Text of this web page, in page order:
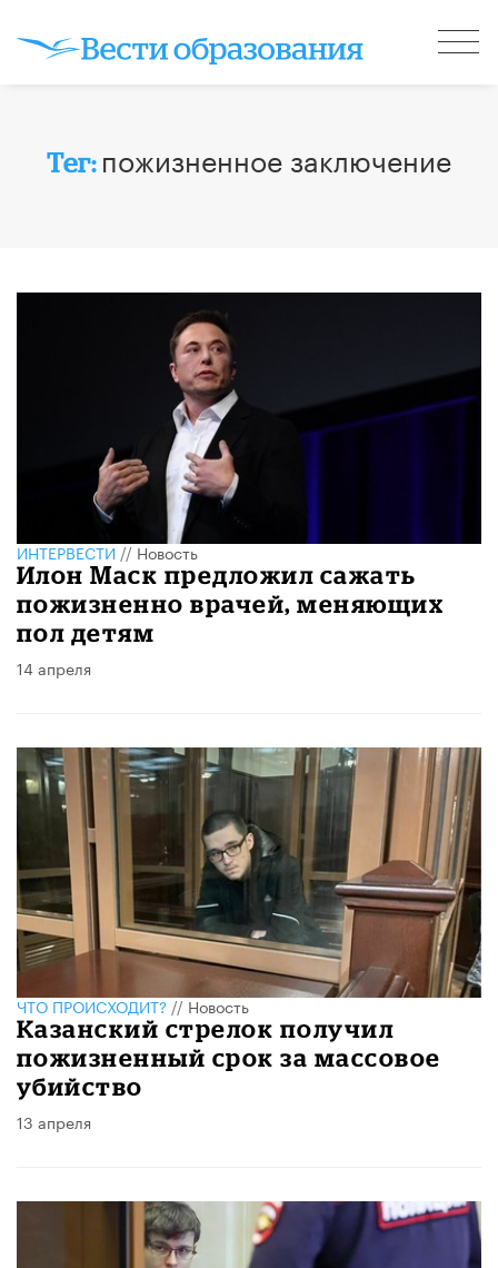
Тег: пожизненное заключение
ИНТЕРВЕСТИ//Новость
Илон Маск предложил сажать
пожизненно врачей, меняющих
пол детям
14 апреля
ЧТО ПРОИСХОДИТ?//Новость
Казанский стрелок получил
пожизненный срок за массовое
убийство
13 апреля